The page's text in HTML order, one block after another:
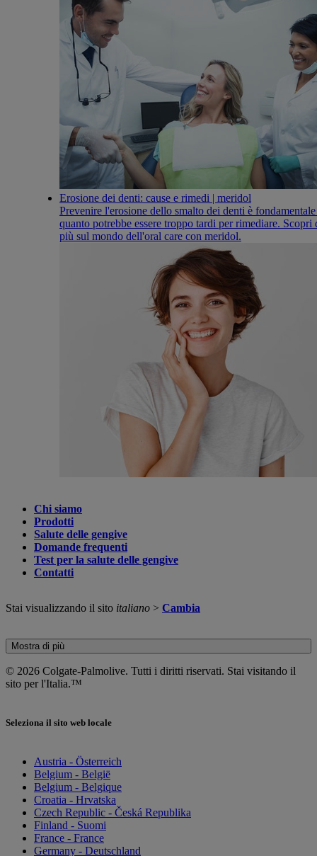
Erosione dei denti: cause e rimedi | meridol
Prevenire l'erosione dello smalto dei denti è
quanto potrebbe essere troppo tardi per rimediare. Scopri
più sul mondo dell'oral care con meridol.
Chi siamo
Prodotti
Salute delle gengive
Domande frequenti
Test per la salute delle gengive
Contatti
Stai visualizzando il sito italiano > Cambia
Mostra di più
© 2026 Colgate-Palmolive. Tutti i diritti riservati. Stai visitando il
sito per l'Italia.™
Seleziona il sito web locale
Austria - Österreich
Belgium - België
Belgium - Belgique
Croatia - Hrvatska
Czech Republic - Česká Republika
Finland - Suomi
France - France
Germany - Deutschland